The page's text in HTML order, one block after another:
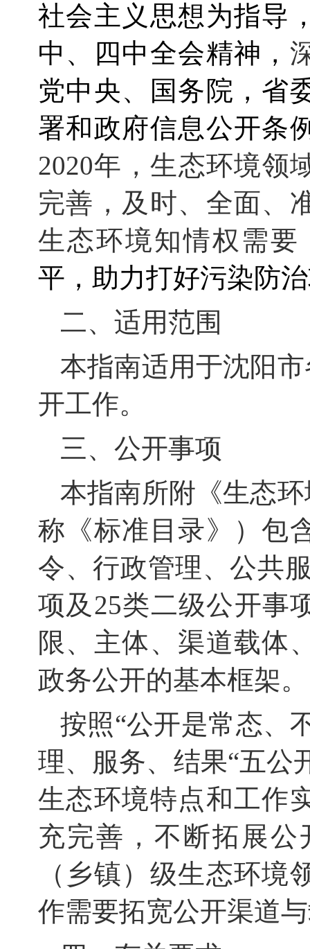
社会主义思想为指导
中、四中全会精神，
党中央、国务院，省
署和政府信息公开条
2020年，生态环境领
完善，及时、全面、
生态环境知情权需要
平，助力打好污染防
二、适用范围
本指南适用于沈阳
开工作。
三、公开事项
本指南所附《生态
称《标准目录》）包
令、行政管理、公共
项及25类二级公开事
限、主体、渠道载体
政务公开的基本框架。
按照“公开是常态、
理、服务、结果“五公
生态环境特点和工作
充完善，不断拓展
（乡镇）级生态环
作需要拓宽公开渠道